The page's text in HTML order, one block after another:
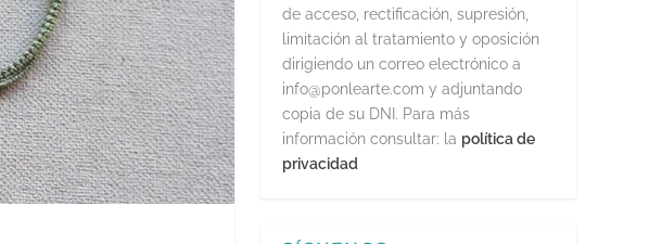
de acceso, rectificación, supresión,
limitación al tratamiento y oposición
dirigiendo un correo electrónico a
info@ponlearte.com y adjuntando
copia de su DNI. Para más
información consultar: la política de
privacidad